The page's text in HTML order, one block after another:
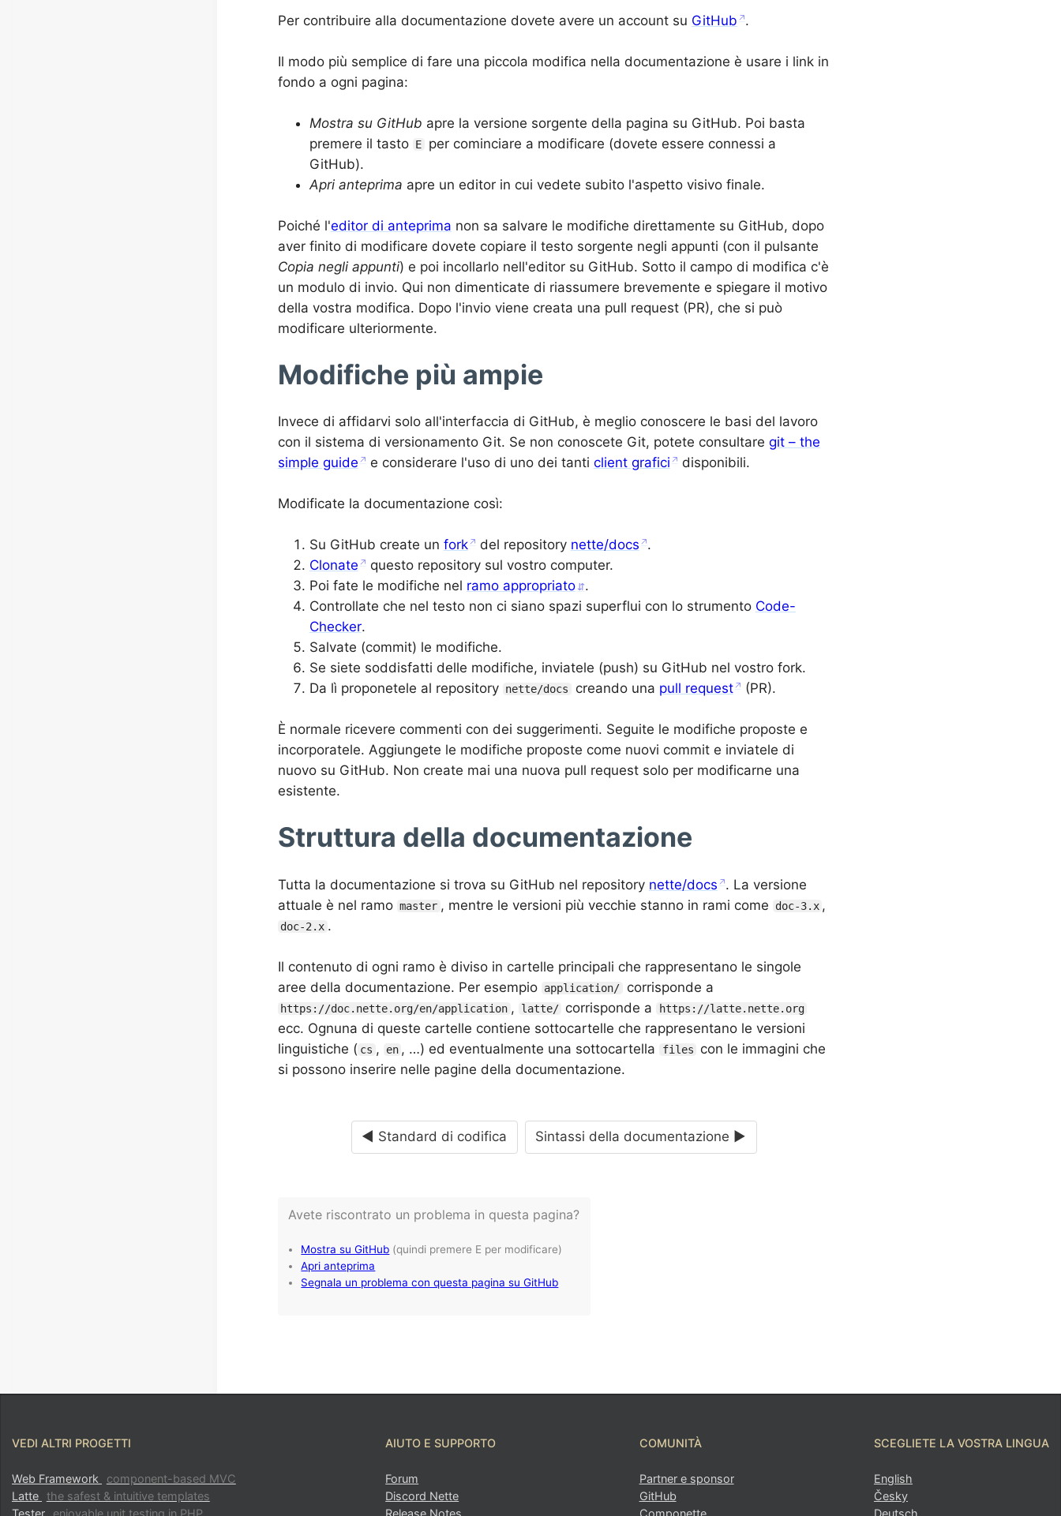
Per contribuire alla documentazione dovete avere un account su GitHub .
Il modo più semplice di fare una piccola modifica nella documentazione è usare i link in
fondo a ogni pagina:
Mostra su GitHub apre la versione sorgente della pagina su GitHub. Poi basta
premere il tasto E
per cominciare a modificare (dovete essere connessi a
GitHub).
Apri anteprima apre un editor in cui vedete subito l'aspetto visivo finale.
Poiché l'editor di anteprima non sa salvare le modifiche direttamente su GitHub, dopo
aver finito di modificare dovete copiare il testo sorgente negli appunti (con il pulsante
Copia negli appunti) e poi incollarlo nell'editor su GitHub. Sotto il campo di modifica c'è
un modulo di invio. Qui non dimenticate di riassumere brevemente e spiegare il motivo
della vostra modifica. Dopo l'invio viene creata una pull request (PR), che si può
modificare ulteriormente.
Modifiche più ampie
Invece di affidarvi solo all'interfaccia di GitHub, è meglio conoscere le basi del lavoro
con il sistema di versionamento Git. Se non conoscete Git, potete consultare git – the
simple guide
e considerare l'uso di uno dei tanti client grafici disponibili.
Modificate la documentazione così:
Su GitHub create un fork del repository nette/docs .
Clonate
questo repository sul vostro computer.
Poi fate le modifiche nel ramo appropriato
.
Controllate che nel testo non ci siano spazi superflui con lo strumento Code-
Checker.
Salvate (commit) le modifiche.
Se siete soddisfatti delle modifiche, inviatele (push) su GitHub nel vostro fork.
Da lì proponetele al repository nette/docs creando una pull request (PR).
È normale ricevere commenti con dei suggerimenti. Seguite le modifiche proposte e
incorporatele. Aggiungete le modifiche proposte come nuovi commit e inviatele di
nuovo su GitHub. Non create mai una nuova pull request solo per modificarne una
esistente.
Struttura della documentazione
Tutta la documentazione si trova su GitHub nel repository nette/docs . La versione
attuale è nel ramo master , mentre le versioni più vecchie stanno in rami come doc-3.x ,
doc-2.x .
Il contenuto di ogni ramo è diviso in cartelle principali che rappresentano le singole
aree della documentazione. Per esempio application/ corrisponde a
https://doc.nette.org/en/application , latte/ corrisponde a https://latte.nette.org
ecc. Ognuna di queste cartelle contiene sottocartelle che rappresentano le versioni
linguistiche ( cs , en , …) ed eventualmente una sottocartella files
con le immagini che
si possono inserire nelle pagine della documentazione.
◄ Standard di codifica Sintassi della documentazione ►
VEDI ALTRI PROGETTI
Web Framework
component-based MVC
Latte the safest & intuitive templates
Tester
enjoyable unit testing in PHP
AIUTO E SUPPORTO
Forum
Discord Nette
Release Notes
COMUNITÀ
Partner e sponsor
GitHub
Componette
SCEGLIETE LA VOSTRA LINGUA
English
Česky
Deutsch